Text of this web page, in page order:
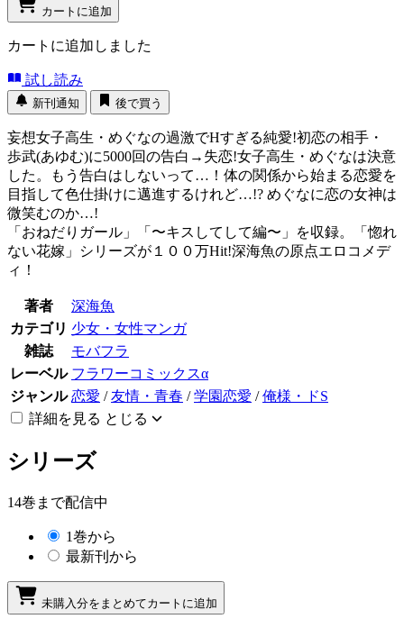
カートに追加
カートに追加しました
試し読み
新刊通知 後で買う
妄想女子高生・めぐなの過激でHすぎる純愛!初恋の相手・
歩武(あゆむ)に5000回の告白→失恋!女子高生・めぐなは決意
した。もう告白はしないって…！体の関係から始まる恋愛を
目指して色仕掛けに邁進するけれど…!? めぐなに恋の女神は
微笑むのか…!
「おねだりガール」「〜キスしてして編〜」を収録。「惚れ
ない花嫁」シリーズが１００万Hit!深海魚の原点エロコメデ
ィ！
著者
深海魚
カテゴリ 少女・女性マンガ
雑誌
モバフラ
レーベル フラワーコミックスα
ジャンル 恋愛 /友情・青春 /学園恋愛 /俺様・ドS
詳細を見る とじる
シリーズ
14巻まで配信中
1巻から
最新刊から
未購入分をまとめてカートに追加